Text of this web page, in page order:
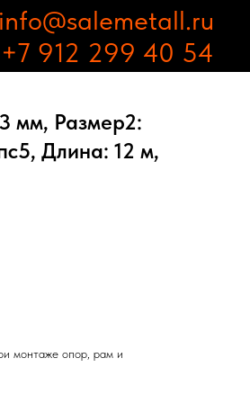
info@salemetall.ru
+7 912 299 40 54
мм, Размер2:
Длина: 12 м,
монтаже опор, рам и